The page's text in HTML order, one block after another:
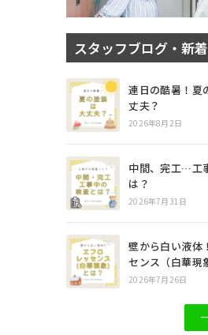
スタッフブログ・新
連日の酷暑！夏
丈夫？
2026年8月2日
中間、完工…工
は？
2026年7月31日
壁から白い液体
センス（白華現
2026年7月26日